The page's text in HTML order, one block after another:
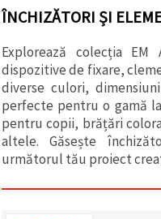
și
similare
pentru a
asigura
funcționarea
corectă a
site-ului,
pentru a vă
îmbunătăți
experiența
și, cu
dumneavoastră,
ÎNCHIZĂTORI ȘI
Explorează colecția
dispozitive de fixare,
diverse culori,
perfecte pentru o gamă
pentru copii, brățări
altele. Găsește
următorul tău proiect